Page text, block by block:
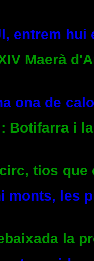
entrem hui
Maerà
ona de
Botifarra i
tios
monts, les
la